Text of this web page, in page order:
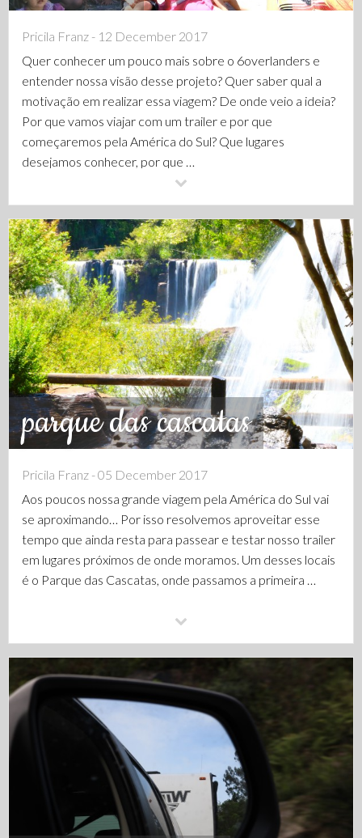
Pricila Franz - 12 December 2017
Quer conhecer um pouco mais sobre o 6overlanders e
entender nossa visão desse projeto? Quer saber qual a
motivação em realizar essa viagem? De onde veio a ideia?
Por que vamos viajar com um trailer e por que
começaremos pela América do Sul? Que lugares
desejamos conhecer, por que …
parque das cascatas
Pricila Franz - 05 December 2017
Aos poucos nossa grande viagem pela América do Sul vai
se aproximando… Por isso resolvemos aproveitar esse
tempo que ainda resta para passear e testar nosso trailer
em lugares próximos de onde moramos. Um desses locais
é o Parque das Cascatas, onde passamos a primeira …